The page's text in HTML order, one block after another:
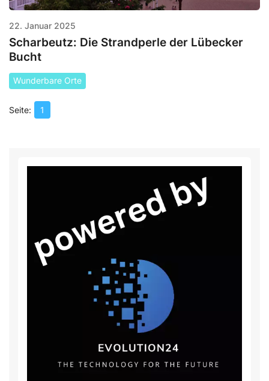
22. Januar 2025
Scharbeutz: Die Strandperle der Lübecker
Bucht
Wunderbare Orte
1